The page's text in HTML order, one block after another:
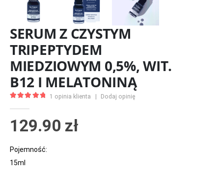
SERUM Z CZYSTYM
TRIPEPTYDEM
MIEDZIOWYM 0,5%, WIT.
B12 I MELATONINĄ
1 opinia klienta | Dodaj opinię
129.90 zł
Pojemność:
15ml